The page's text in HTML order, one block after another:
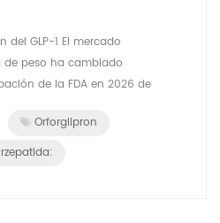
del GLP-1 El mercado
peso ha cambiado
de la FDA en 2026 de
Orforglipron